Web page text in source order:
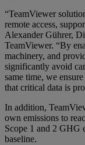
“TeamViewer
remote access,
Alexander Gührer,
TeamViewer. “By
machinery, and
significantly avoid
same time, we
that critical data is
In addition,
own emissions to
Scope 1 and 2 GHG
baseline.